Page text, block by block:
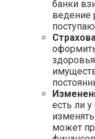
банки
ведение
есть ли
может